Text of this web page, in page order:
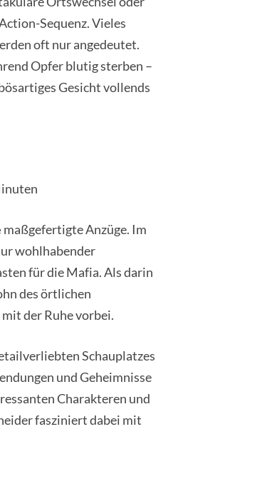
Sequenz. Vieles
oft nur angedeutet.
Opfer blutig sterben –
Gesicht vollends
maßgefertigte Anzüge. Im
wohlhabender
für die Mafia. Als darin
des örtlichen
der Ruhe vorbei.
Schauplatzes
und Geheimnisse
Charakteren und
fasziniert dabei mit